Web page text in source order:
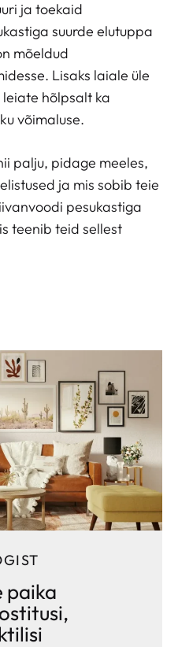
ja toekaid
suurde elutuppa
mõeldud
Lisaks laiale üle
hõlpsalt ka
võimaluse.
palju, pidage meeles,
ja mis sobib teie
pesukastiga
teenib teid sellest
paika